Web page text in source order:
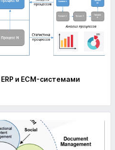
и ECM-системами